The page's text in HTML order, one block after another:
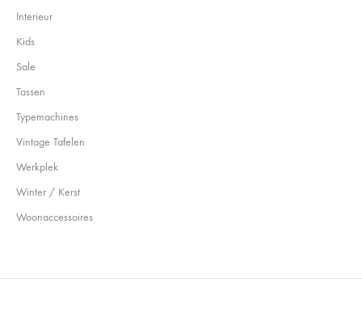
Interieur
Kids
Sale
Tassen
Typemachines
Vintage Tafelen
Werkplek
Winter / Kerst
Woonaccessoires